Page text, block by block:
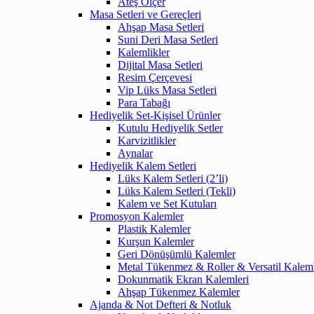
Masa Setleri ve Gereçleri
Ahşap Masa Setleri
Suni Deri Masa Setleri
Kalemlikler
Dijital Masa Setleri
Resim Çerçevesi
Vip Lüks Masa Setleri
Para Tabağı
Hediyelik Set-Kişisel Ürünler
Kutulu Hediyelik Setler
Karvizitlikler
Aynalar
Hediyelik Kalem Setleri
Lüks Kalem Setleri (2’li)
Lüks Kalem Setleri (Tekli)
Kalem ve Set Kutuları
Promosyon Kalemler
Plastik Kalemler
Kurşun Kalemler
Geri Dönüşümlü Kalemler
Metal Tükenmez & Roller & Versatil
Dokunmatik Ekran Kalemleri
Ahşap Tükenmez Kalemler
Ajanda & Not Defteri & Notluk